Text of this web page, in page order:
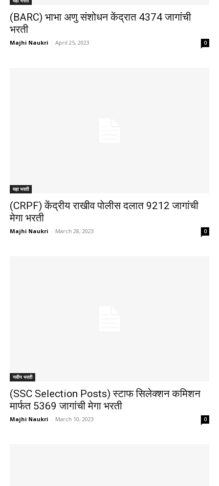
(BARC) भाभा अणु संशोधन केंद्रात 4374 जागांची
भरती
Majhi Naukri - April 25, 2023 0
महा भरती
(CRPF) केंद्रीय राखीव पोलीस दलात 9212 जागांची
मेगा भरती
Majhi Naukri - March 28, 2023 0
नवीन भरती
(SSC Selection Posts) स्टाफ सिलेक्शन कमिशन
मार्फत 5369 जागांची मेगा भरती
Majhi Naukri - March 10, 2023 0